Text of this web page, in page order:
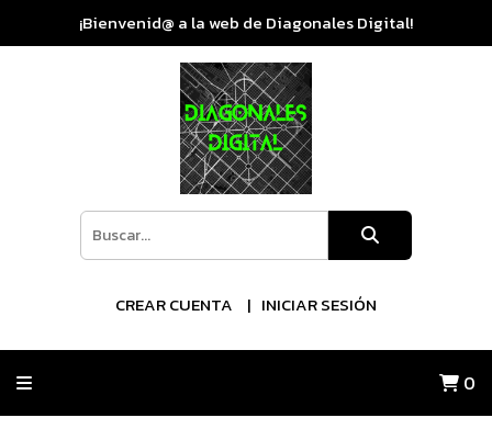
¡Bienvenid@ a la web de Diagonales Digital!
CREAR CUENTA INICIAR SESIÓN
0